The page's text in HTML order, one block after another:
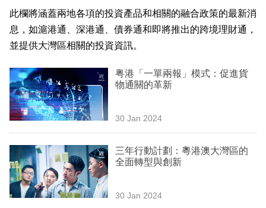
商
科
技
場
生
活
此欄將涵蓋兩地各項的投資產品和相關的融合政策的最新消
息，如滬港通、深港通、債券通和即將推出的跨境理財通，
並提供大灣區相關的投資資訊。
粤港「一單兩報」模式：促進貨
物通關的革新
30 Jan 2024
三年行動計劃：粵港澳大灣區的
全面轉型與創新
30 Jan 2024